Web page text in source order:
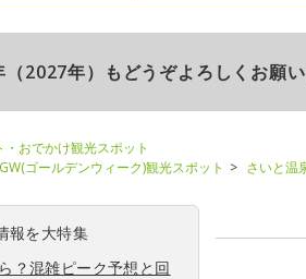
2027年）もどうぞよろしくお願い
おでかけ観光スポット
ゴールデンウィーク)観光スポット さいと温
報を大特集
？混雑ピーク予想と回